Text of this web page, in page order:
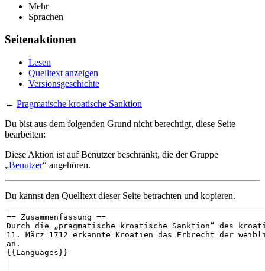
Mehr
Sprachen
Seitenaktionen
Lesen
Quelltext anzeigen
Versionsgeschichte
← Pragmatische kroatische Sanktion
Du bist aus dem folgenden Grund nicht berechtigt, diese Seite
bearbeiten:
Diese Aktion ist auf Benutzer beschränkt, die der Gruppe
„Benutzer“ angehören.
Du kannst den Quelltext dieser Seite betrachten und kopieren.